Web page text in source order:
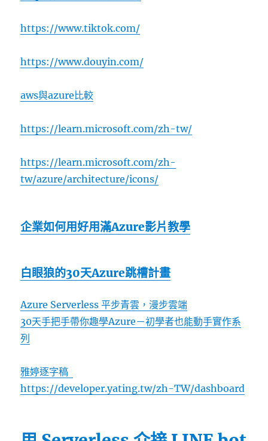
https://www.tiktok.com/
https://www.douyin.com/
aws與azure比較
https://learn.microsoft.com/zh-tw/
https://learn.microsoft.com/zh-
tw/azure/architecture/icons/
企業如何用好用滿Azure影片教學
白眼狼的30天Azure跳槽計畫
Azure Serverless 平步青雲，漫步雲端
30天手把手帶你趣學Azure－初學者也能動手實作系
列
雅婷逐字稿
https://developer.yating.tw/zh-TW/dashboard